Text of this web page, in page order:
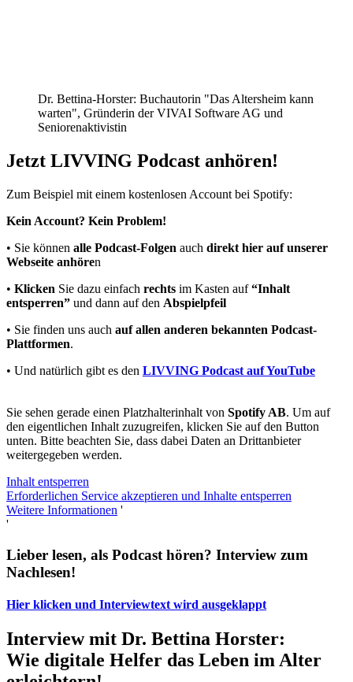
Dr. Bettina-Horster: Buchautorin "Das Altersheim kann
warten", Gründerin der VIVAI Software AG und
Seniorenaktivistin
Jetzt LIVVING Podcast anhören!
Zum Beispiel mit einem kostenlosen Account bei Spotify:
Kein Account? Kein Problem!
• Sie können alle Podcast-Folgen auch direkt hier auf unserer
Webseite anhören
• Klicken Sie dazu einfach rechts im Kasten auf“Inhalt
entsperren” und dann auf den Abspielpfeil
• Sie finden uns auch auf allen anderen bekannten Podcast-
Plattformen.
• Und natürlich gibt es den LIVVING Podcast auf YouTube
Sie sehen gerade einen Platzhalterinhalt von Spotify AB. Um auf
den eigentlichen Inhalt zuzugreifen, klicken Sie auf den Button
unten. Bitte beachten Sie, dass dabei Daten an Drittanbieter
weitergegeben werden.
Inhalt entsperren
Erforderlichen Service akzeptieren und Inhalte entsperren
Weitere Informationen '
'
Lieber lesen, als Podcast hören? Interview zum
Nachlesen!
Hier klicken und Interviewtext wird ausgeklappt
Interview mit Dr. Bettina Horster:
Wie digitale Helfer das Leben im Alter